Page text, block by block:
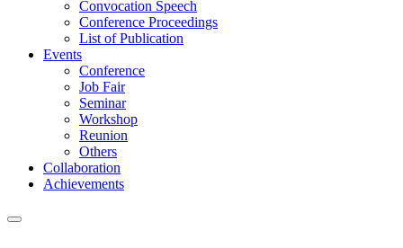
Convocation Speech
Conference Proceedings
List of Publication
Events
Conference
Job Fair
Seminar
Workshop
Reunion
Others
Collaboration
Achievements